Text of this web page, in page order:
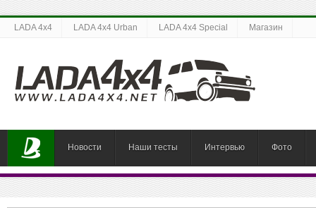
LADA 4x4 LADA 4x4 Urban LADA 4x4 Special Магазин
Новости Наши тесты Интервью Фото